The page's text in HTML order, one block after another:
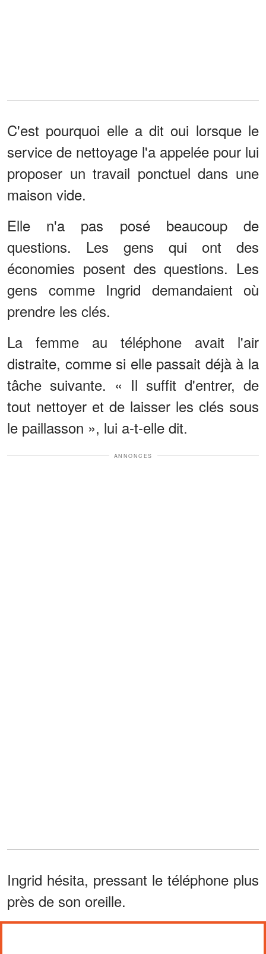
C'est pourquoi elle a dit oui lorsque le
service de nettoyage l'a appelée pour lui
proposer un travail ponctuel dans une
maison vide.
Elle n'a pas posé beaucoup de
questions. Les gens qui ont des
économies posent des questions. Les
gens comme Ingrid demandaient où
prendre les clés.
La femme au téléphone avait l'air
distraite, comme si elle passait déjà à la
tâche suivante. « Il suffit d'entrer, de
tout nettoyer et de laisser les clés sous
le paillasson », lui a-t-elle dit.
ANNONCES
Ingrid hésita, pressant le téléphone plus
près de son oreille.